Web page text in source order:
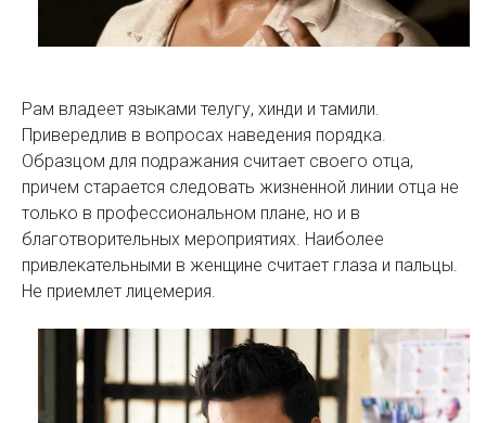
Рам владеет языками телугу, хинди и тамили.
Привередлив в вопросах наведения порядка.
Образцом для подражания считает своего отца,
причем старается следовать жизненной линии отца не
только в профессиональном плане, но и в
благотворительных мероприятиях. Наиболее
привлекательными в женщине считает глаза и пальцы.
Не приемлет лицемерия.